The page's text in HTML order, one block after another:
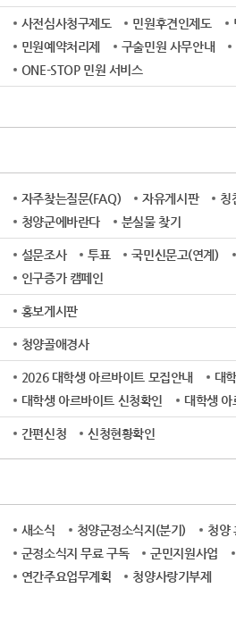
사전심사청구제도 민원후견인제도
민원예약처리제
구술민원 사무안내
ONE-STOP 민원 서비스
자주찾는질문(FAQ) 자유게시판 칭
청양군에바란다
분실물 찾기
설문조사 투표 국민신문고(연계)
인구증가 캠페인
홍보게시판
청양골애경사
2026 대학생 아르바이트 모집안내
대
대학생 아르바이트 신청확인
대학생 아
간편신청 신청현황확인
새소식 청양군정소식지(분기)
청양
군정소식지 무료 구독
군민지원사업
연간주요업무계획
청양사랑기부제